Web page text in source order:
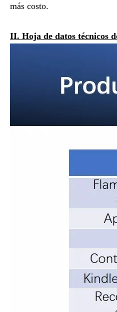
más costo.
II. Hoja de datos técnicos